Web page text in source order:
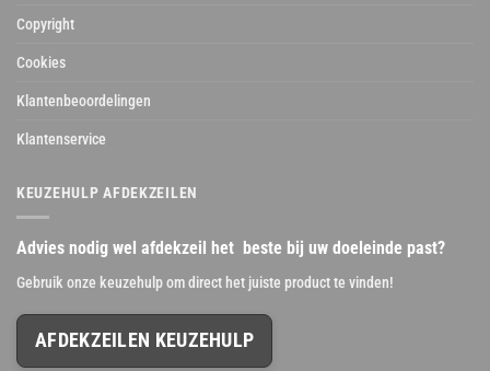
Copyright
Cookies
Klantenbeoordelingen
Klantenservice
KEUZEHULP AFDEKZEILEN
Advies nodig wel afdekzeil het beste bij uw doeleinde past?
Gebruik onze keuzehulp om direct het juiste product te vinden!
AFDEKZEILEN KEUZEHULP